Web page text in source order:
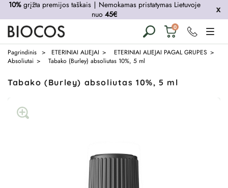
10%grįžta premijos taškais ∣ Nemokamas pristatymas Lietuvoje
nuo45€
0 Krepšelis
tuščias
Pagrindinis ETERINIAI ALIEJAI
ETERINIAI ALIEJAI PAGAL GRUPES
Absoliutai
Tabako (Burley) absoliutas 10%, 5 ml
Tabako (Burley) absoliutas 10%, 5 ml